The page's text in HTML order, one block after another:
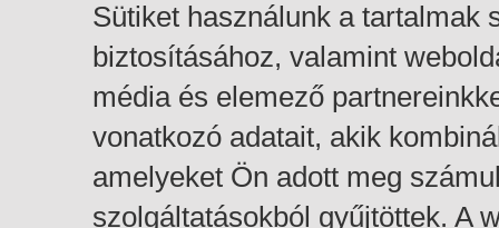
Sütiket használunk a tartalmak
biztosításához, valamint
média és elemező
vonatkozó adatait, akik
amelyeket Ön adott meg
szolgáltatásokból gyűjtöttek. A